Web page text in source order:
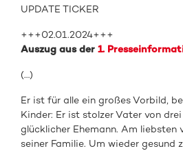
UPDATE TICKER
+++02.01.2024+++
Auszug aus der1.
(…)
Er ist für alle ein großes Vorbild,
Kinder: Er ist stolzer Vater von
glücklicher Ehemann. Am
seiner Familie. Um wieder gesund